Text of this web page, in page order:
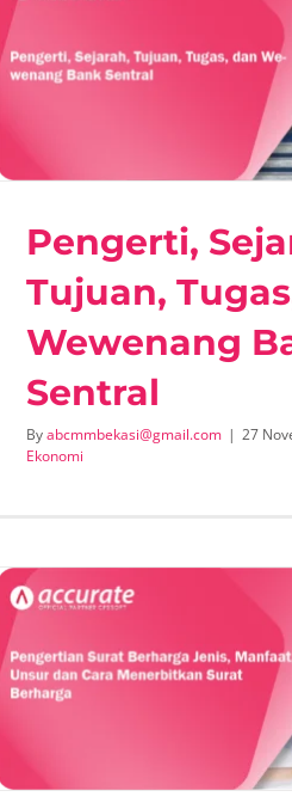
Pengerti,
Tujuan,
Wewenang
Sentral
Byabcmmbekasi@gmail.com | 27
Ekonomi